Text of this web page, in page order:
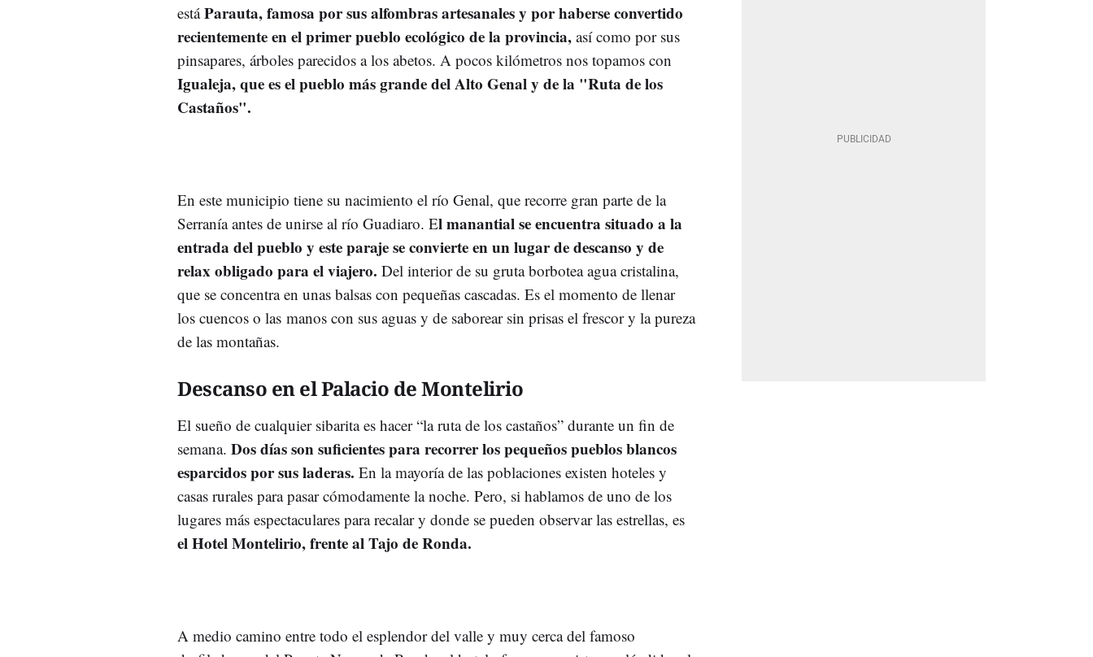
estáParauta, famosa por sus alfombras artesanales y por haberse convertido
recientemente en el primer pueblo ecológico de la provincia, así como por sus
pinsapares, árboles parecidos a los abetos. A pocos kilómetros nos topamos con
Igualeja, que es el pueblo más grande del Alto Genal y de la "Ruta de los
Castaños".
En este municipio tiene su nacimiento el río Genal, que recorre gran parte de la
Serranía antes de unirse al río Guadiaro. El manantial se encuentra situado a la
entrada del pueblo y este paraje se convierte en un lugar de descanso y de
relax obligado para el viajero. Del interior de su gruta borbotea agua cristalina,
que se concentra en unas balsas con pequeñas cascadas. Es el momento de llenar
los cuencos o las manos con sus aguas y de saborear sin prisas el frescor y la pureza
de las montañas.
Descanso en el Palacio de Montelirio
El sueño de cualquier sibarita es hacer “la ruta de los castaños” durante un fin de
semana. Dos días son suficientes para recorrer los pequeños pueblos blancos
esparcidos por sus laderas. En la mayoría de las poblaciones existen hoteles y
casas rurales para pasar cómodamente la noche. Pero, si hablamos de uno de los
lugares más espectaculares para recalar y donde se pueden observar las estrellas, es
el Hotel Montelirio, frente al Tajo de Ronda.
A medio camino entre todo el esplendor del valle y muy cerca del famoso